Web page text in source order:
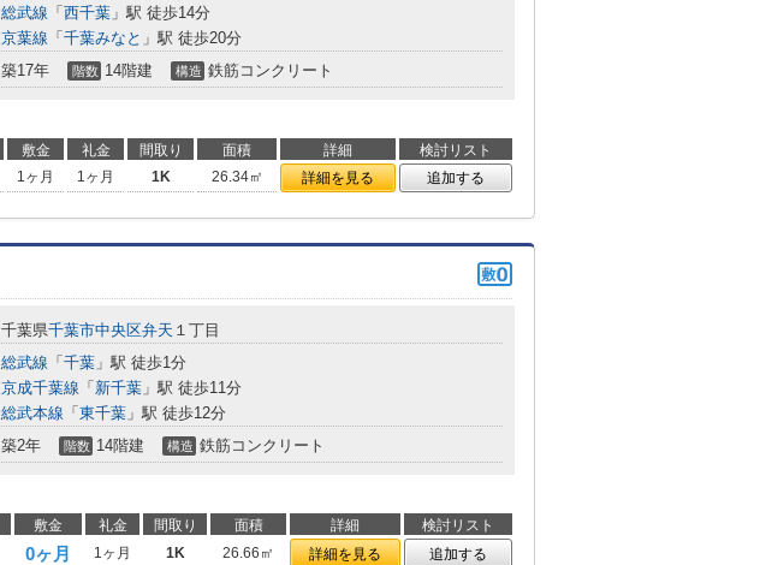
総武線 「 西千葉 」駅 徒歩14分
京葉線 「 千葉みなと 」駅 徒歩20分
築17年 階数 14階建 構造 鉄筋コンクリート
敷金 礼金 間取り 面積 詳細
検討リスト
1ヶ月 1ヶ月 1K 26.34㎡ 詳細を見る 追加する
千葉県千葉市中央区弁天 １丁目
総武線 「 千葉 」駅 徒歩1分
京成千葉線 「 新千葉 」駅 徒歩11分
総武本線 「 東千葉 」駅 徒歩12分
築2年 階数 14階建 構造 鉄筋コンクリート
敷金 礼金 間取り 面積 詳細
検討リスト
0ヶ月 1ヶ月 1K 26.66㎡ 詳細を見る 追加する